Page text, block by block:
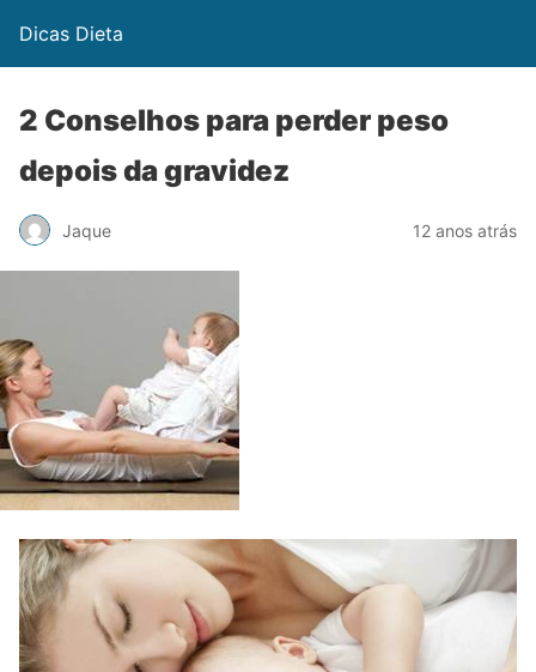
Dicas Dieta
2 Conselhos para perder peso
depois da gravidez
Jaque 12 anos atrás